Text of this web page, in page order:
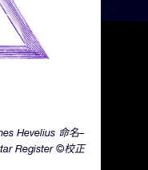
Hevelius 命名–
Register ©校正